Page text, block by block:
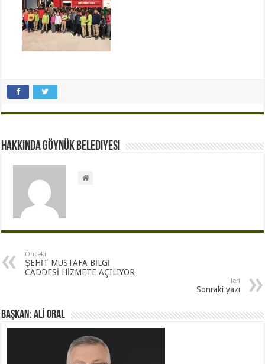
Hakkında Göynük Belediyesi
Önceki
ŞEHİT MUSTAFA BİLGİ
CADDESİ HİZMETE AÇILIYOR
İleri
Sonraki yazı
BAŞKAN: ALİ ORAL